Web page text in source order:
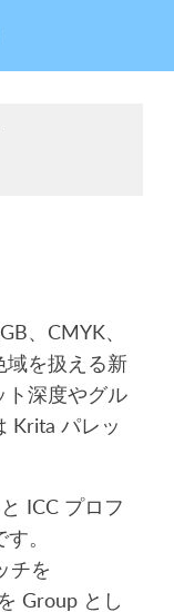
、CMYK、
域を扱える新
ト深度やグル
Krita パレッ
ICC プロフ
。
チを
Group とし